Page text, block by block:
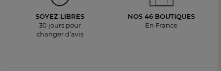
SOYEZ LIBRES
30 jours pour
changer d’avis
NOS 46 BOUTIQUES
En France